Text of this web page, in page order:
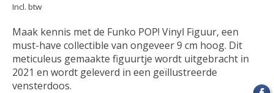
Incl. btw
Maak kennis met de Funko POP! Vinyl Figuur, een
must-have collectible van ongeveer 9 cm hoog. Dit
meticuleus gemaakte figuurtje wordt uitgebracht in
2021 en wordt geleverd in een geïllustreerde
vensterdoos.